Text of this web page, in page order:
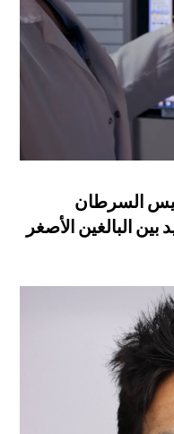
السرطان
بين البالغين الأصغر